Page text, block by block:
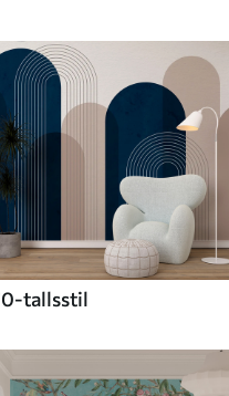
tallsstil